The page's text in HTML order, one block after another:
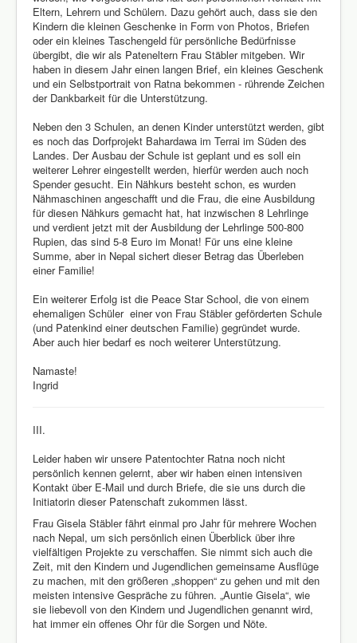
Eltern, Lehrern und Schülern. Dazu gehört auch, dass sie den
Kindern die kleinen Geschenke in Form von Photos, Briefen
oder ein kleines Taschengeld für persönliche Bedürfnisse
übergibt, die wir als Pateneltern Frau Stäbler mitgeben. Wir
haben in diesem Jahr einen langen Brief, ein kleines Geschenk
und ein Selbstportrait von Ratna bekommen - rührende Zeichen
der Dankbarkeit für die Unterstützung.
Neben den 3 Schulen, an denen Kinder unterstützt werden, gibt
es noch das Dorfprojekt Bahardawa im Terrai im Süden des
Landes. Der Ausbau der Schule ist geplant und es soll ein
weiterer Lehrer eingestellt werden, hierfür werden auch noch
Spender gesucht. Ein Nähkurs besteht schon, es wurden
Nähmaschinen angeschafft und die Frau, die eine Ausbildung
für diesen Nähkurs gemacht hat, hat inzwischen 8 Lehrlinge
und verdient jetzt mit der Ausbildung der Lehrlinge 500-800
Rupien, das sind 5-8 Euro im Monat! Für uns eine kleine
Summe, aber in Nepal sichert dieser Betrag das Überleben
einer Familie!
Ein weiterer Erfolg ist die Peace Star School, die von einem
ehemaligen Schüler einer von Frau Stäbler geförderten Schule
(und Patenkind einer deutschen Familie) gegründet wurde.
Aber auch hier bedarf es noch weiterer Unterstützung.
Namaste!
Ingrid
III.
Leider haben wir unsere Patentochter Ratna noch nicht
persönlich kennen gelernt, aber wir haben einen intensiven
Kontakt über E-Mail und durch Briefe, die sie uns durch die
Initiatorin dieser Patenschaft zukommen lässt.
Frau Gisela Stäbler fährt einmal pro Jahr für mehrere Wochen
nach Nepal, um sich persönlich einen Überblick über ihre
vielfältigen Projekte zu verschaffen. Sie nimmt sich auch die
Zeit, mit den Kindern und Jugendlichen gemeinsame Ausflüge
zu machen, mit den größeren „shoppen“ zu gehen und mit den
meisten intensive Gespräche zu führen. „Auntie Gisela“, wie
sie liebevoll von den Kindern und Jugendlichen genannt wird,
hat immer ein offenes Ohr für die Sorgen und Nöte.